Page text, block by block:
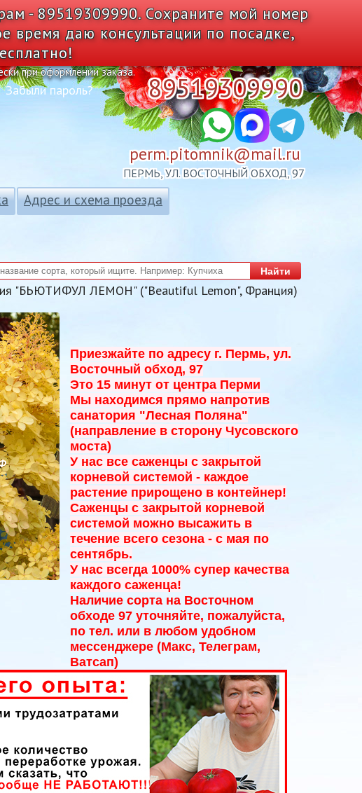
- 89519309990. Сохраните мой номер
время даю консультации по посадке,
при оформлении заказа.
Забыли пароль?
Найти
89519309990
perm.pitomnik@mail.ru
ПЕРМЬ, УЛ. ВОСТОЧНЫЙ ОБХОД, 97
Адрес и схема проезда
"БЬЮТИФУЛ ЛЕМОН" ("Beautiful Lemon", Франция)
Приезжайте по адресу г. Пермь, ул.
Восточный обход, 97
Это 15 минут от центра Перми
Мы находимся прямо напротив
санатория "Лесная Поляна"
(направление в сторону Чусовского
моста)
У нас все саженцы с закрытой
корневой системой - каждое
растение прирощено в контейнер!
Саженцы с закрытой корневой
системой можно высажить в
течение всего сезона - с мая по
сентябрь.
У нас всегда 1000% супер качества
каждого саженца!
Наличие сорта на Восточном
обходе 97 уточняйте, пожалуйста,
по тел. или в любом удобном
мессенджере (Макс, Телеграм,
Ватсап)